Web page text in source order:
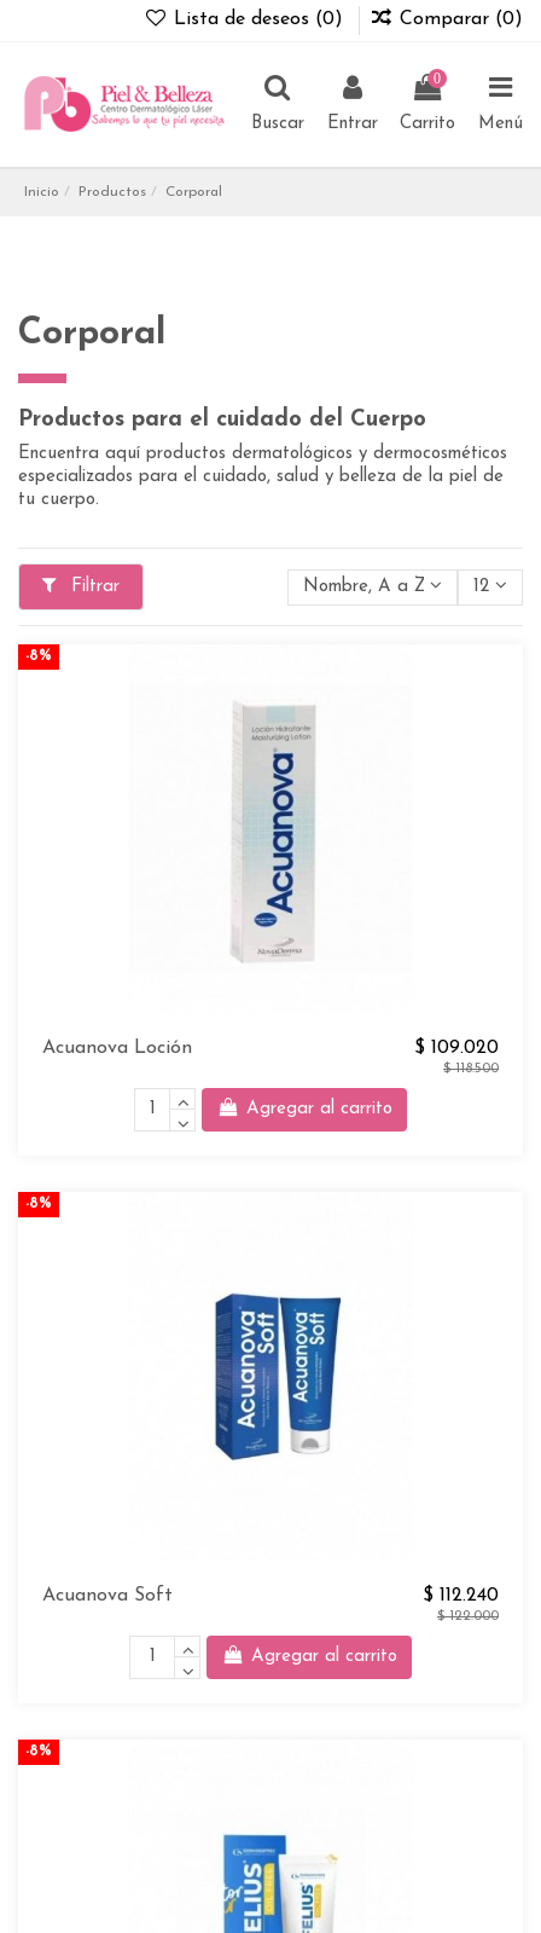
Lista de deseos (0) Comparar (0)
Buscar Entrar
0
Carrito Menú
Inicio Productos Corporal
Corporal
Productos para el cuidado del Cuerpo
Encuentra aquí productos dermatológicos y dermocosméticos
especializados para el cuidado, salud y belleza de la piel de
tu cuerpo.
Filtrar Nombre, A a Z 12
-8%
Acuanova Loción $ 109.020
$ 118.500
Agregar al carrito
-8%
Acuanova Soft $ 112.240
$ 122.000
Agregar al carrito
-8%